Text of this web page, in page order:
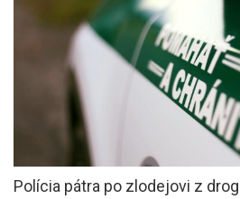
Polícia pátra po zlodejovi z